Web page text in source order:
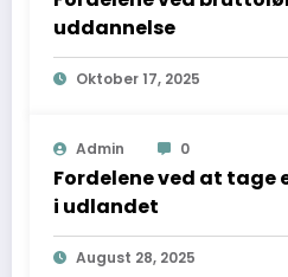
uddannelse
Oktober 17, 2025
Admin 0
Fordelene ved at tage
i udlandet
August 28, 2025